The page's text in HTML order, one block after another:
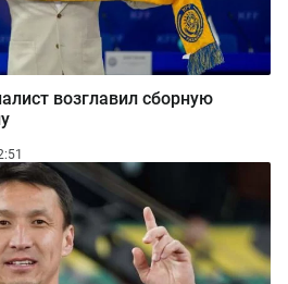
возглавил сборную